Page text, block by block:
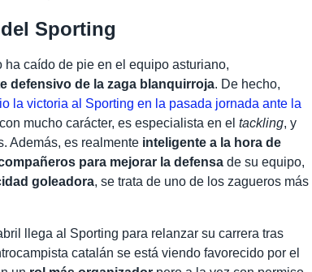
Sporting
ha caído de pie en el equipo asturiano,
defensivo de la zaga blanquirroja. De hecho,
la victoria al Sporting en la pasada jornada ante la
mucho carácter, es especialista en eltackling, y
Además, es realmente inteligente a la hora de
para mejorar la defensa de su equipo,
goleadora, se trata de uno de los zagueros más
llega al Sporting para relanzar su carrera tras
catalán se está viendo favorecido por el